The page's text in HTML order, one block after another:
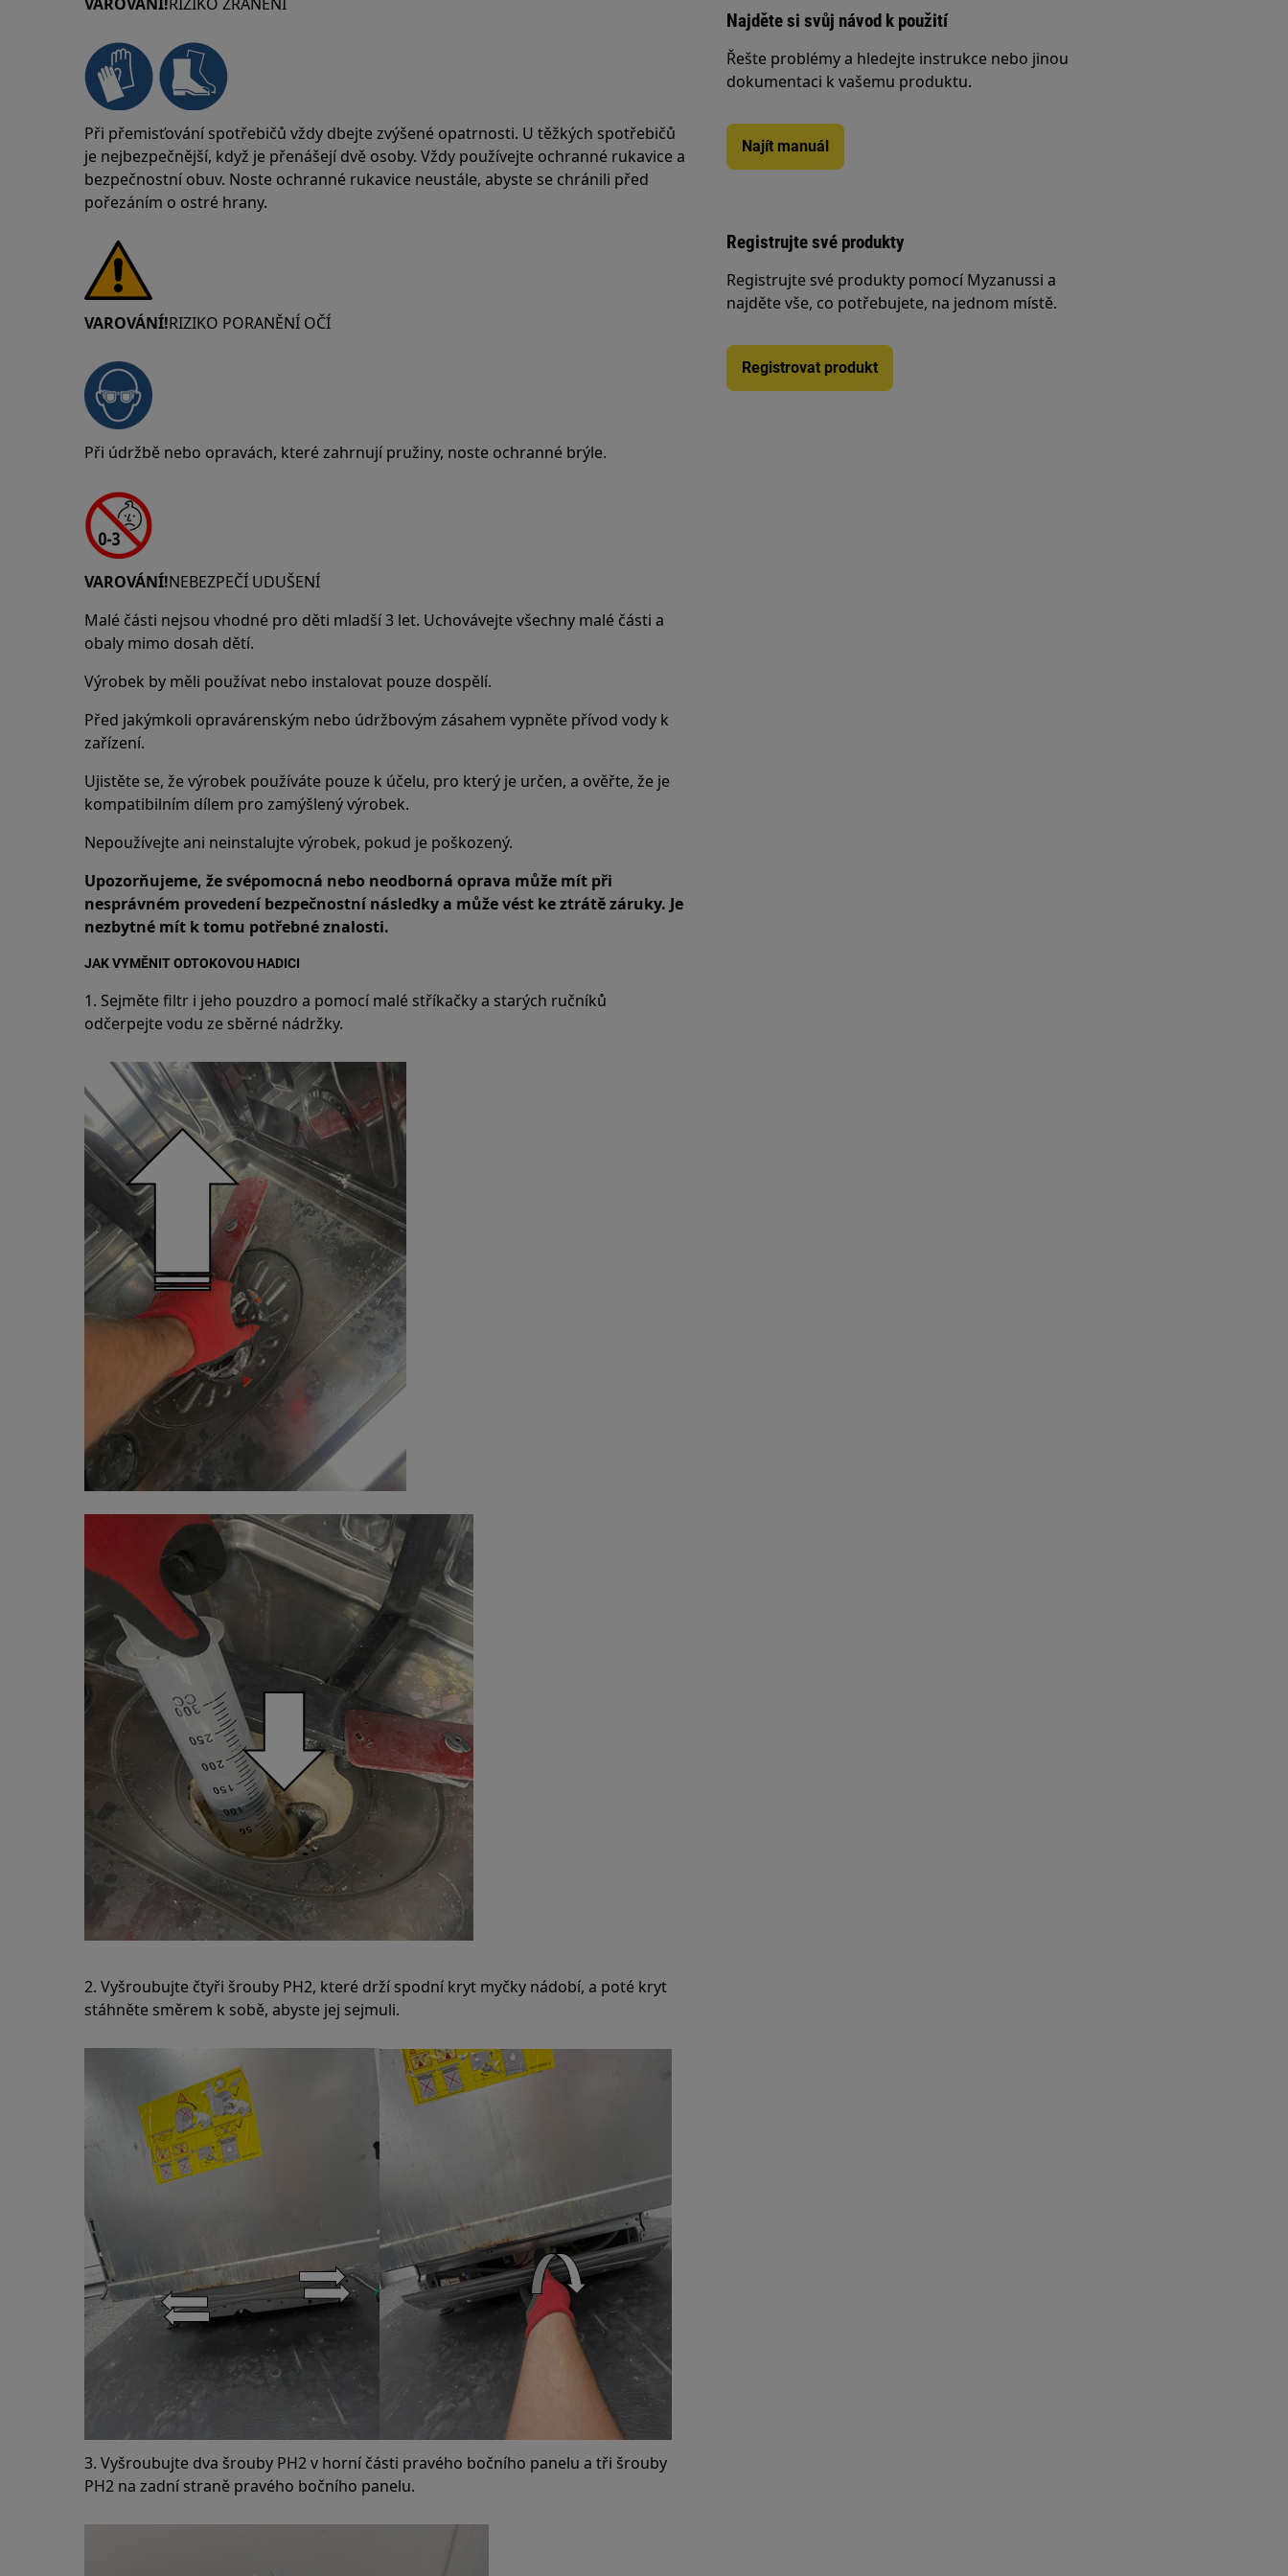
Při přemisťování spotřebičů vždy dbejte zvýšené opatrnosti. U těžkých spotřebičů
je nejbezpečnější, když je přenášejí dvě osoby. Vždy používejte ochranné rukavice a
bezpečnostní obuv. Noste ochranné rukavice neustále, abyste se chránili před
pořezáním o ostré hrany.
VAROVÁNÍ!RIZIKO PORANĚNÍ OČÍ
Při údržbě nebo opravách, které zahrnují pružiny, noste ochranné brýle.
VAROVÁNÍ!NEBEZPEČÍ UDUŠENÍ
Malé části nejsou vhodné pro děti mladší 3 let. Uchovávejte všechny malé části a
obaly mimo dosah dětí.
Výrobek by měli používat nebo instalovat pouze dospělí.
Před jakýmkoli opravárenským nebo údržbovým zásahem vypněte přívod vody k
zařízení.
Ujistěte se, že výrobek používáte pouze k účelu, pro který je určen, a ověřte, že je
kompatibilním dílem pro zamýšlený výrobek.
Nepoužívejte ani neinstalujte výrobek, pokud je poškozený.
Upozorňujeme, že svépomocná nebo neodborná oprava může mít při
nesprávném provedení bezpečnostní následky a může vést ke ztrátě záruky. Je
nezbytné mít k tomu potřebné znalosti.
JAK VYMĚNIT ODTOKOVOU HADICI
1. Sejměte filtr i jeho pouzdro a pomocí malé stříkačky a starých ručníků
odčerpejte vodu ze sběrné nádržky.
2. Vyšroubujte čtyři šrouby PH2, které drží spodní kryt myčky nádobí, a poté kryt
stáhněte směrem k sobě, abyste jej sejmuli.
3. Vyšroubujte dva šrouby PH2 v horní části pravého bočního panelu a tři šrouby
PH2 na zadní straně pravého bočního panelu.
Najděte si svůj návod k použití
Řešte problémy a hledejte instrukce nebo jinou
dokumentaci k vašemu produktu.
Najít manuál
Registrujte své produkty
Registrujte své produkty pomocí Myzanussi a
najděte vše, co potřebujete, na jednom místě.
Registrovat produkt